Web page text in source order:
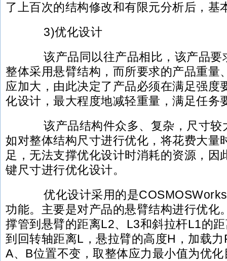
了上百次的结构修改和有限元分析后，基
3)优化设计
该产品同以往产品相比，该产品要
整体采用悬臂结构，而所要求的产品重量
应加大，由此决定了产品必须在满足强度
化设计，最大程度地减轻重量，满足任务
该产品结构件众多、复杂，尺寸较
如对整体结构尺寸进行优化，将花费大量
足，无法支撑优化设计时消耗的资源，因
键尺寸进行优化设计。
优化设计采用的是COSMOSWorks
功能。主要是对产品的悬臂结构进行优化
撑管到悬臂的距离L2、L3和斜拉杆L1的
到回转轴距离L，悬拉臂的高度H，加载
A、B位置不变，取整体应力最小值为优